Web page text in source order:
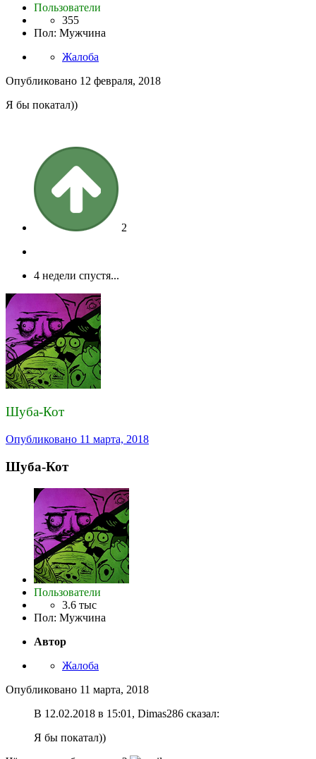
Пользователи
355
Пол: Мужчина
Жалоба
Опубликовано 12 февраля, 2018
Я бы покатал))
2
4 недели спустя...
Шуба-Кот
Опубликовано 11 марта, 2018
Шуба-Кот
Пользователи
3.6 тыс
Пол: Мужчина
Автор
Жалоба
Опубликовано 11 марта, 2018
В 12.02.2018 в 15:01, Dimas286 сказал:
Я бы покатал))